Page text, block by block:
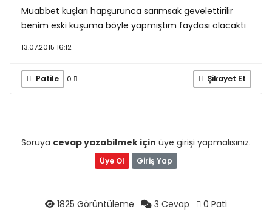
Muabbet kuşları hapşurunca sarımsak gevelettirilir
benim eski kuşuma böyle yapmıştım faydası olacaktı
13.07.2015 16:12
Patile 0 Şikayet Et
Soruya cevap yazabilmek için üye girişi yapmalısınız.
Üye Ol Giriş Yap
1825 Görüntüleme 3 Cevap 0 Pati